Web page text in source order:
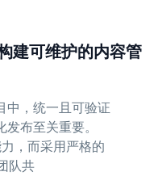
建可维护的内容管
中，统一且可验证
布至关重要。
，而采用严格的
队共